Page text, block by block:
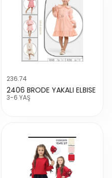
236.74
2406 BRODE YAKALI ELBISE
3-6 YAŞ